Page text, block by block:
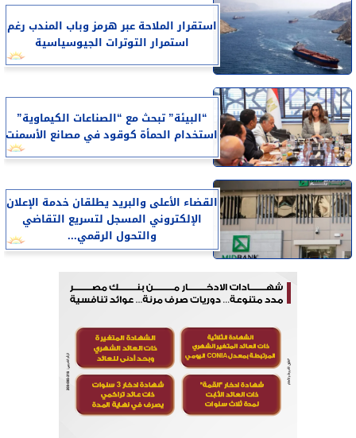
استقرار الملاحة عبر هرمز وباب المندب رغم
استمرار التوترات الجيوسياسية
“البيئة” تبحث مع “الصناعات الكيماوية”
استخدام الحمأة كوقود في مصانع الأسمنت
القضاء الأعلى والبريد يطلقان خدمة الإعلان
الإلكتروني المسجل لتسريع التقاضي
والتحول الرقمي...